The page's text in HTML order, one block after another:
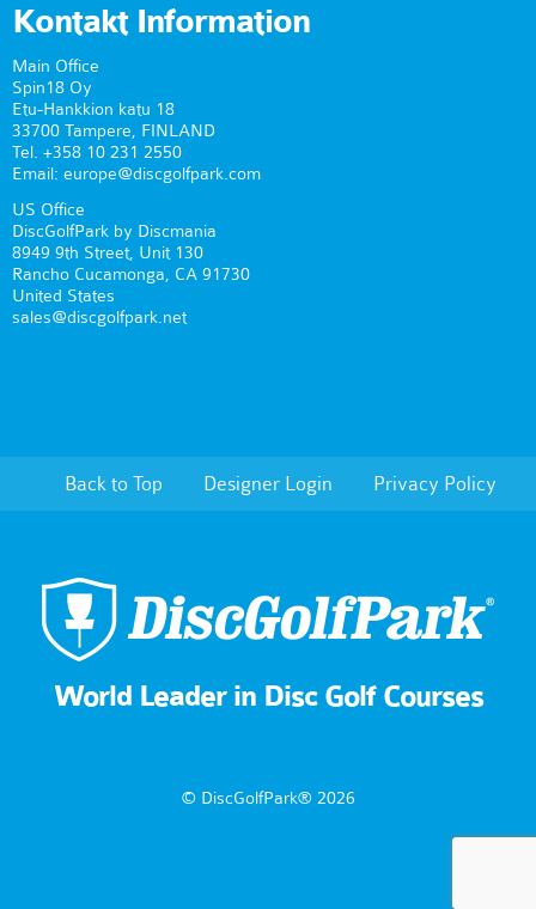
Kontakt Information
Main Office
Spin18 Oy
Etu-Hankkion katu 18
33700 Tampere, FINLAND
Tel. +358 10 231 2550
Email: europe@discgolfpark.com
US Office
DiscGolfPark by Discmania
8949 9th Street, Unit 130
Rancho Cucamonga, CA 91730
United States
sales@discgolfpark.net
Back to Top Designer Login Privacy Policy
World Leader in Disc Golf Courses
© DiscGolfPark® 2026